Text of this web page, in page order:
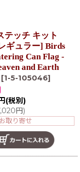
テッチ キット
ギュラー] Birds
Can Flag -
and Earth
[1-5-105046]
円 (税別)
円)
取り寄せ